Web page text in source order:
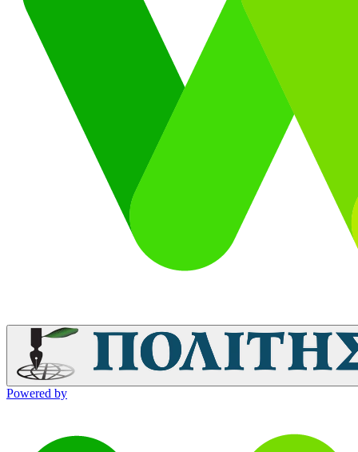
Powered by